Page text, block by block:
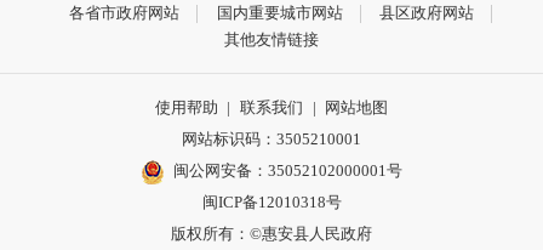
各省市政府网站 国内重要城市网站
县区政府网站
其他友情链接
使用帮助 | 联系我们 |
网站地图
网站标识码：3505210001
闽公网安备：35052102000001号
闽ICP备12010318号
版权所有：©惠安县人民政府